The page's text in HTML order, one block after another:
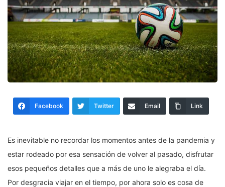
Facebook Twitter Email Link
Es inevitable no recordar los momentos antes de la pandemia y
estar rodeado por esa sensación de volver al pasado, disfrutar
esos pequeños detalles que a más de uno le alegraba el día.
Por desgracia viajar en el tiempo, por ahora solo es cosa de